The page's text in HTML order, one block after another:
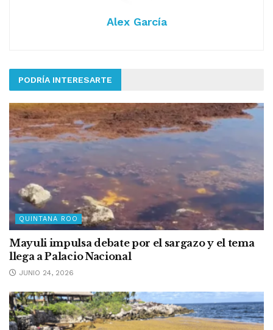
Alex García
PODRÍA INTERESARTE
QUINTANA ROO
Mayuli impulsa debate por el sargazo y el tema
llega a Palacio Nacional
JUNIO 24, 2026